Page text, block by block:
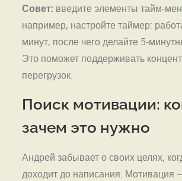
Совет: введите элементы тайм-
например, настройте таймер:
минут, после чего делайте 5-
Это поможет поддерживать
перегрузок.
Поиск мотивации:
зачем это нужно
Андрей забывает о своих целях,
доходит до написания.